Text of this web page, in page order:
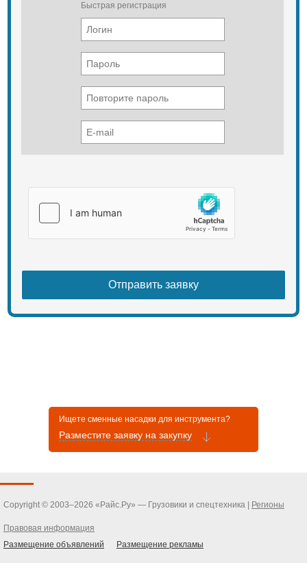
Быстрая регистрация
Ищете сменные насадки для инструмента?
Разместите заявку на закупку
Copyright © 2003–2026 «Райс.Ру» — Грузовики и спецтехника | Регионы
Правовая информация
Размещение объявлений
Размещение рекламы